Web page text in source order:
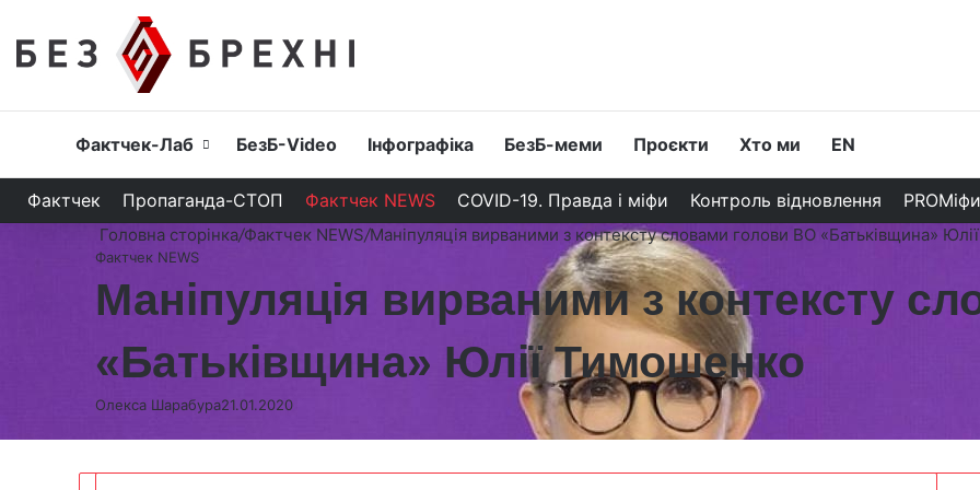
Головна
Фактчек-Лаб БезБ-Video Інфографіка БезБ-меми Проєкти Хто ми EN
Фактчек Пропаганда-СТОП Фактчек NEWS COVID-19. Правда і міфи Контроль відновлення PROМіфи
Головна сторінка/Фактчек NEWS/Маніпуляція вирваними з контексту словами голови ВО «Батьківщина»
Фактчек NEWS
Маніпуляція вирваними з контексту
«Батьківщина» Юлії Тимошенко
Олекса Шарабура21.01.2020